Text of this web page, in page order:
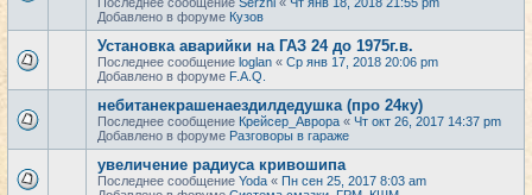
Добавлено в форуме Кузов
Установка аварийки на ГАЗ 24 до 1975г.в.
Последнее сообщение loglan « Ср янв 17, 2018 20:06 pm
Добавлено в форуме F.A.Q.
небитанекрашенаездилдедушка (про 24ку)
Последнее сообщение Крейсер_Аврора « Чт окт 26, 2017 14:37 pm
Добавлено в форуме Разговоры в гараже
увеличение радиуса кривошипа
Последнее сообщение Yoda « Пн сен 25, 2017 8:03 am